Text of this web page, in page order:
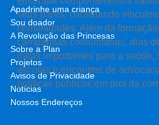
seus pares, construindo
comunidades. Além da
campanhas comunitárias, dias
datas importantes para a saúde,
escolas e encontros de
políticas públicas em prol da
Apadrinhe uma criança
Sou doador
A Revolução das Princesas
Sobre a Plan
Projetos
Avisos de Privacidade
Notícias
Nossos Endereços